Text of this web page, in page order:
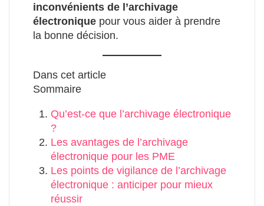
inconvénients de l’archivage
électronique pour vous aider à prendre
la bonne décision.
Dans cet article
Sommaire
Qu’est-ce que l’archivage électronique
?
Les avantages de l’archivage
électronique pour les PME
Les points de vigilance de l’archivage
électronique : anticiper pour mieux
réussir